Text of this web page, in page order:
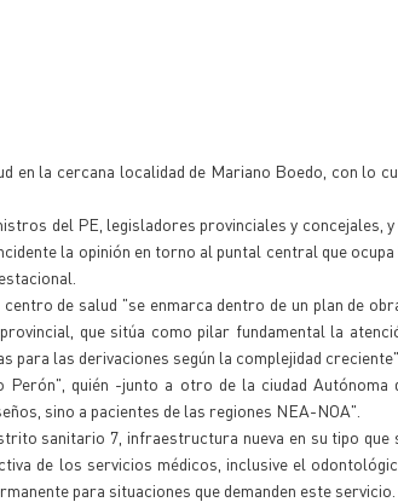
en la cercana localidad de Mariano Boedo, con lo
del PE, legisladores provinciales y concejales, y
la opinión en torno al puntal central que ocupa
de salud "se enmarca dentro de un plan de
que sitúa como pilar fundamental la
las derivaciones según la complejidad creciente".
quién -junto a otro de la ciudad Autónoma
sino a pacientes de las regiones NEA-NOA".
sanitario 7, infraestructura nueva en su tipo que
de los servicios médicos, inclusive el
para situaciones que demanden este servicio.